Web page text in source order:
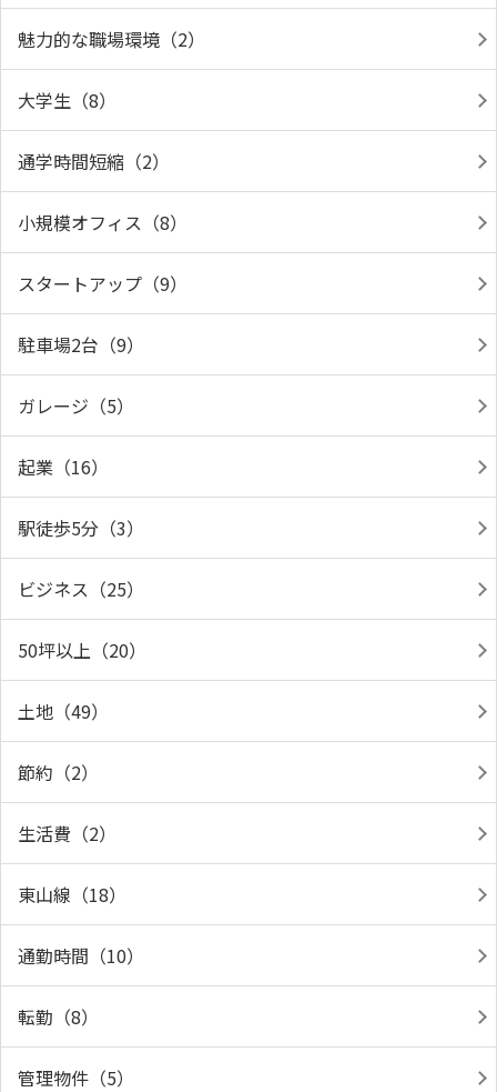
魅力的な職場環境（2）
大学生（8）
通学時間短縮（2）
小規模オフィス（8）
スタートアップ（9）
駐車場2台（9）
ガレージ（5）
起業（16）
駅徒歩5分（3）
ビジネス（25）
50坪以上（20）
土地（49）
節約（2）
生活費（2）
東山線（18）
通勤時間（10）
転勤（8）
管理物件（5）